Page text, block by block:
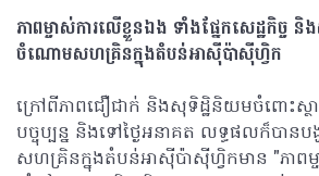
ភាពម្ចាស់ការលើខ្លួនឯង ទាំងផ្នែកសេដ្ឋកិច្ច និ
ចំណោមសហគ្រិនក្នុងតំបន់អាស៊ីប៉ាស៊ីហ្វិក
ក្រៅពីភាពជឿជាក់ និងសុទិដ្ឋិនិយមចំពោះស្ថា
បច្ចុប្បន្ន និងទៅថ្ងៃអនាគត លទ្ធផលក៏បានប
សហគ្រិនក្នុងតំបន់អាស៊ីប៉ាស៊ីហ្វិកមាន "ភាពម្